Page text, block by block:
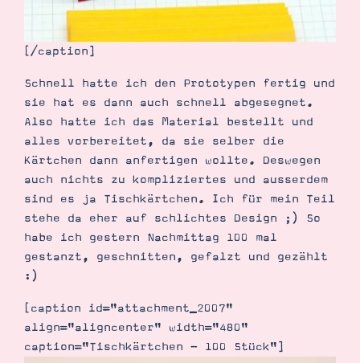
[/caption]
Schnell hatte ich den Prototypen fertig und
sie hat es dann auch schnell abgesegnet.
Also hatte ich das Material bestellt und
alles vorbereitet, da sie selber die
Kärtchen dann anfertigen wollte. Deswegen
auch nichts zu kompliziertes und ausserdem
sind es ja Tischkärtchen. Ich für mein Teil
stehe da eher auf schlichtes Design ;) So
habe ich gestern Nachmittag 100 mal
gestanzt, geschnitten, gefalzt und gezählt
:)
[caption id="attachment_2007"
align="aligncenter" width="480"
caption="Tischkärtchen - 100 Stück"]